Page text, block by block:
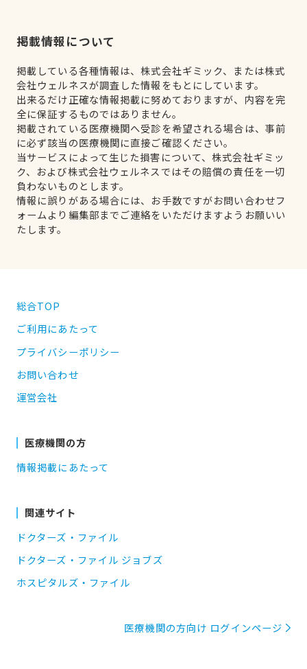
掲載情報について
掲載している各種情報は、株式会社ギミック、または株式
会社ウェルネスが調査した情報をもとにしています。
出来るだけ正確な情報掲載に努めておりますが、内容を完
全に保証するものではありません。
掲載されている医療機関へ受診を希望される場合は、事前
に必ず該当の医療機関に直接ご確認ください。
当サービスによって生じた損害について、株式会社ギミッ
ク、および株式会社ウェルネスではその賠償の責任を一切
負わないものとします。
情報に誤りがある場合には、お手数ですがお問い合わせフ
ォームより編集部までご連絡をいただけますようお願いい
たします。
総合TOP
ご利用にあたって
プライバシーポリシー
お問い合わせ
運営会社
医療機関の方
情報掲載にあたって
関連サイト
ドクターズ・ファイル
ドクターズ・ファイル ジョブズ
ホスピタルズ・ファイル
医療機関の方向け ログインページ